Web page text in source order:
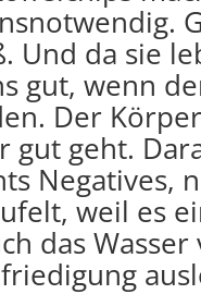
Und da sie
gut, wenn
Der
gut geht.
Negatives,
weil es
das